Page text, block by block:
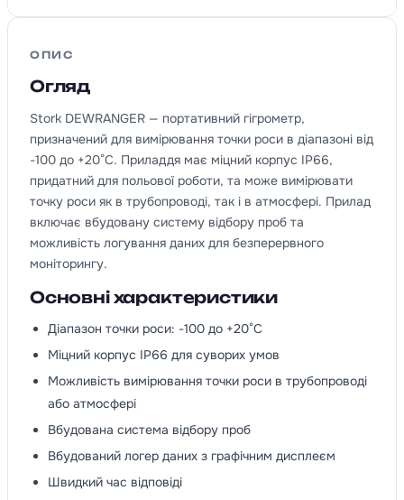
ОПИС
Огляд
Stork DEWRANGER — портативний гігрометр,
призначений для вимірювання точки роси в діапазоні від
-100 до +20°C. Приладдя має міцний корпус IP66,
придатний для польової роботи, та може вимірювати
точку роси як в трубопроводі, так і в атмосфері. Прилад
включає вбудовану систему відбору проб та
можливість логування даних для безперервного
моніторингу.
Основні характеристики
Діапазон точки роси: -100 до +20°C
Міцний корпус IP66 для суворих умов
Можливість вимірювання точки роси в трубопроводі
або атмосфері
Вбудована система відбору проб
Вбудований логер даних з графічним дисплеєм
Швидкий час відповіді